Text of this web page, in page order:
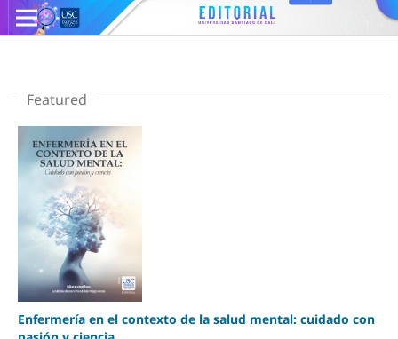
Featured
Enfermería en el contexto de la salud mental: cuidado con